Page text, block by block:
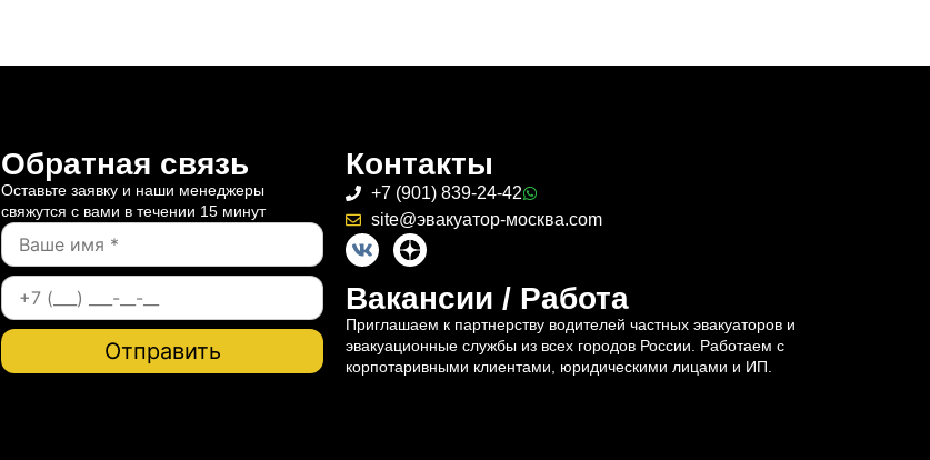
Обратная связь
Оставьте заявку и наши менеджеры
свяжутся с вами в течении 15 минут
Контакты
+7 (901) 839-24-42
site@эвакуатор-москва.com
Вакансии / Работа
Приглашаем к партнерству водителей частных эвакуаторов и
эвакуационные службы из всех городов России. Работаем с
корпотаривными клиентами, юридическими лицами и ИП.